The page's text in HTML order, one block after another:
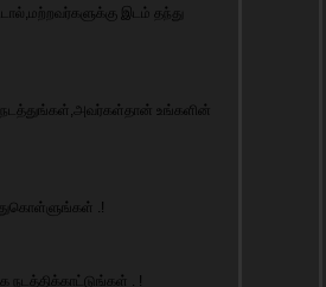
இடம் தந்து
நடத்துங்கள்,அவர்கள்தான் உங்களின்
.!
நடத்திக்காட்டுங்கள் . !